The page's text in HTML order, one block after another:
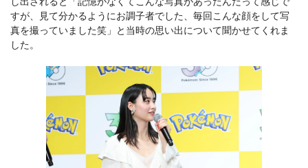
すが、見て分かるようにお調子者でした、毎回こんな顔をして写
真を撮っていました笑」と当時の思い出について聞かせてくれま
した。